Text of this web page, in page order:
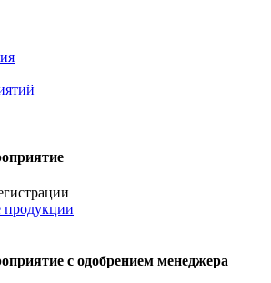
продукции
с одобрением менеджера